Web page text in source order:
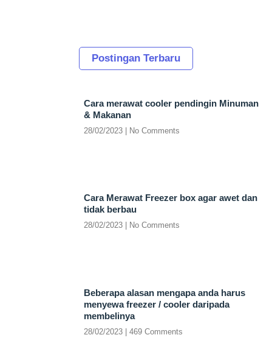
Postingan Terbaru
Cara merawat cooler pendingin Minuman
& Makanan
28/02/2023 No Comments
Cara Merawat Freezer box agar awet dan
tidak berbau
28/02/2023 No Comments
Beberapa alasan mengapa anda harus
menyewa freezer / cooler daripada
membelinya
28/02/2023 469 Comments